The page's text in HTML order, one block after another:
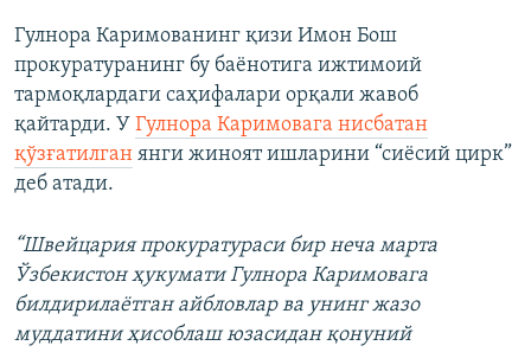
Гулнора Каримованинг қизи Имон Бош
прокуратуранинг бу баёнотига ижтимоий
тармоқлардаги саҳифалари орқали жавоб
қайтарди. У Гулнора Каримовага нисбатан
қўзғатилган янги жиноят ишларини “сиёсий цирк”
деб атади.
“Швейцария прокуратураси бир неча марта
Ўзбекистон ҳукумати Гулнора Каримовага
билдирилаётган айбловлар ва унинг жазо
муддатини ҳисоблаш юзасидан қонуний